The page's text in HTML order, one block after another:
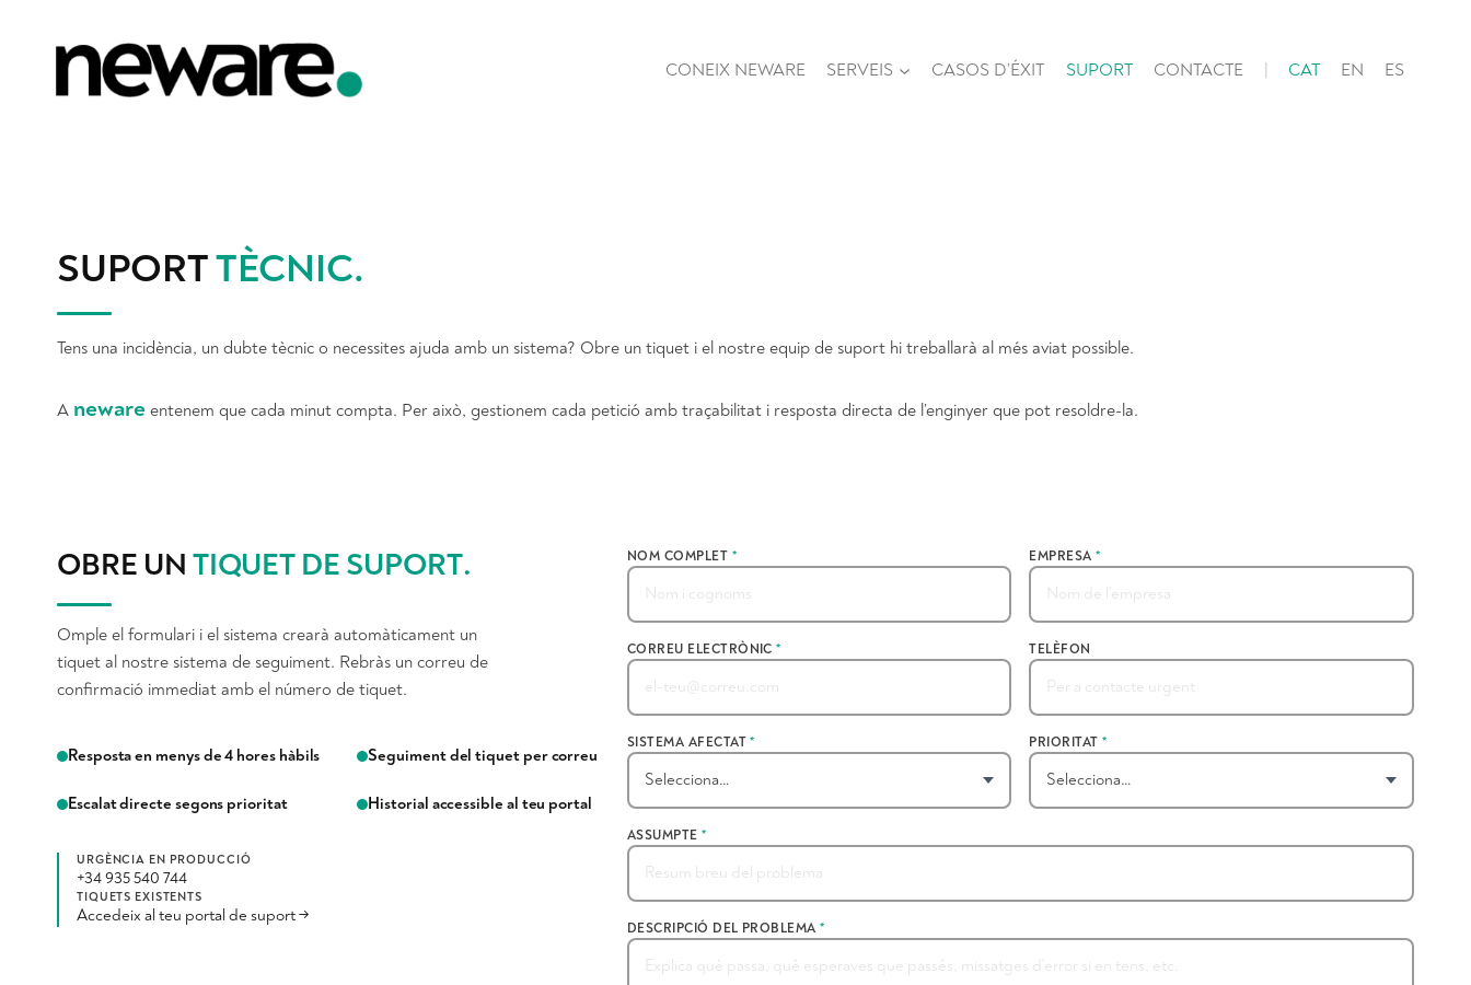
contingut
CONEIX NEWARE SERVEIS CASOS D’ÉXIT SUPORT CONTACTE CAT EN ES
SUPORTTÈCNIC.
Tens una incidència, un dubte tècnic o necessites ajuda amb un sistema? Obre un tiquet i el nostre equip de suport hi treballarà al més aviat possible.
A neware entenem que cada minut compta. Per això, gestionem cada petició amb traçabilitat i resposta directa de l’enginyer que pot resoldre-la.
OBRE UN TIQUET DE SUPORT.
Omple el formulari i el sistema crearà automàticament un
tiquet al nostre sistema de seguiment. Rebràs un correu de
confirmació immediat amb el número de tiquet.
Resposta en menys de 4 hores hàbils Seguiment del tiquet per correu
Escalat directe segons prioritat Historial accessible al teu portal
URGÈNCIA EN PRODUCCIÓ
+34 935 540 744
TIQUETS EXISTENTS
Accedeix al teu portal de suport →
NOM COMPLET * EMPRESA*
CORREU ELECTRÒNIC* TELÈFON
SISTEMA AFECTAT* PRIORITAT*
ASSUMPTE*
DESCRIPCIÓ DEL PROBLEMA*